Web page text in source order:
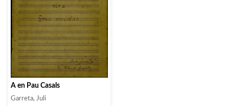
A en Pau Casals
Garreta, Juli